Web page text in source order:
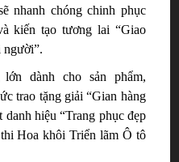
nhanh chóng chinh phục
kiến tạo tương lai “Giao
người”.
dành cho sản phẩm,
trao tặng giải “Gian hàng
danh hiệu “Trang phục đẹp
Hoa khôi Triển lãm Ô tô